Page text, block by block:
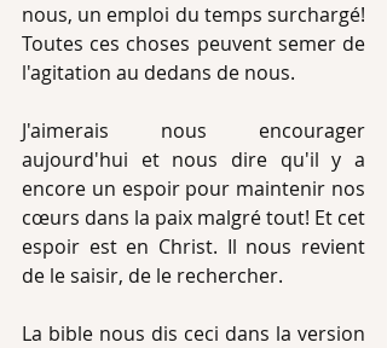
nous, un emploi du temps surchargé!
Toutes ces choses peuvent semer de
l'agitation au dedans de nous.
J'aimerais nous encourager
aujourd'hui et nous dire qu'il y a
encore un espoir pour maintenir nos
cœurs dans la paix malgré tout! Et cet
espoir est en Christ. Il nous revient
de le saisir, de le rechercher.
La bible nous dis ceci dans la version